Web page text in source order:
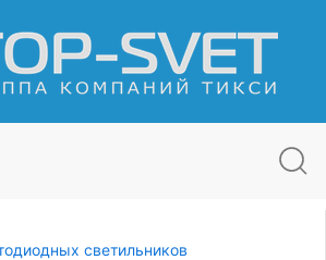
светильников